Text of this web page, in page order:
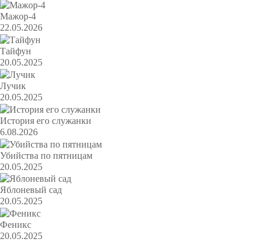
Мажор-4
22.05.2026
Тайфун
20.05.2025
Лучик
20.05.2025
История его служанки
6.08.2026
Убийства по пятницам
20.05.2025
Яблоневый сад
20.05.2025
Феникс
20.05.2025